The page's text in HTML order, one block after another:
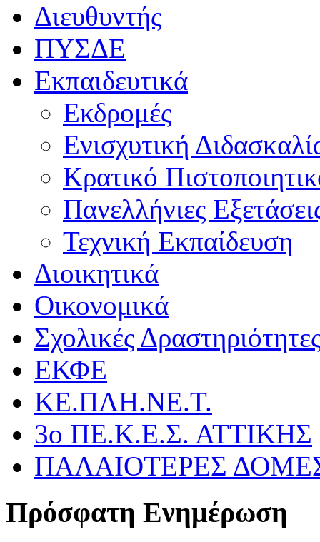
Διευθυντής
ΠΥΣΔΕ
Εκπαιδευτικά
Εκδρομές
Ενισχυτική
Κρατικό
Πανελλήνιες
Τεχνική Εκπαίδευση
Διοικητικά
Οικονομικά
Σχολικές
ΕΚΦΕ
ΚΕ.ΠΛΗ.ΝΕ.Τ.
3ο ΠΕ.Κ.Ε.Σ. ΑΤΤΙΚΗΣ
ΠΑΛΑΙΟΤΕΡΕΣ
Πρόσφατη Ενημέρωση